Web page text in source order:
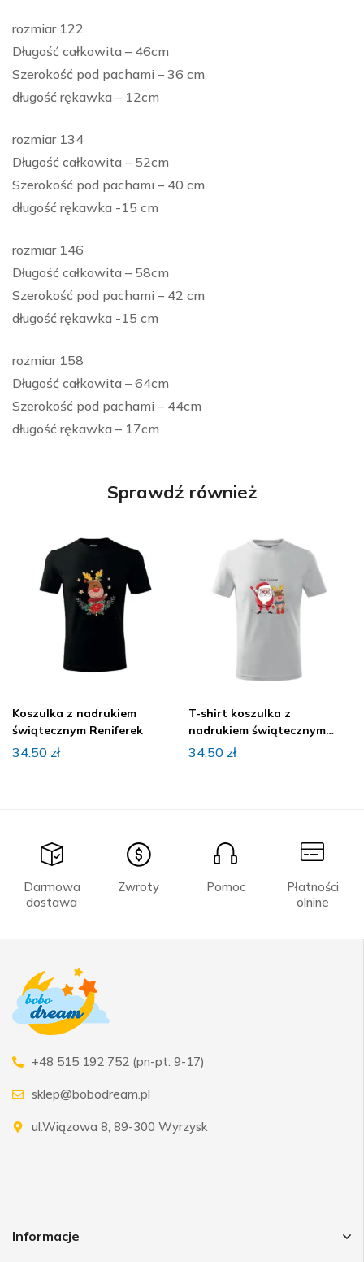
rozmiar 122
Długość całkowita – 46cm
Szerokość pod pachami – 36 cm
długość rękawka – 12cm
rozmiar 134
Długość całkowita – 52cm
Szerokość pod pachami – 40 cm
długość rękawka -15 cm
rozmiar 146
Długość całkowita – 58cm
Szerokość pod pachami – 42 cm
długość rękawka -15 cm
rozmiar 158
Długość całkowita – 64cm
Szerokość pod pachami – 44cm
długość rękawka – 17cm
Sprawdź również
Koszulka z nadrukiem
świątecznym Reniferek
34.50 zł
T-shirt koszulka z
nadrukiem świątecznym
Mikołaj z reniferem
34.50 zł
Darmowa
dostawa
Zwroty Pomoc
Płatności
olnine
+48 515 192 752 (pn-pt: 9-17)
sklep@bobodream.pl
ul.Wiązowa 8, 89-300 Wyrzysk
Informacje